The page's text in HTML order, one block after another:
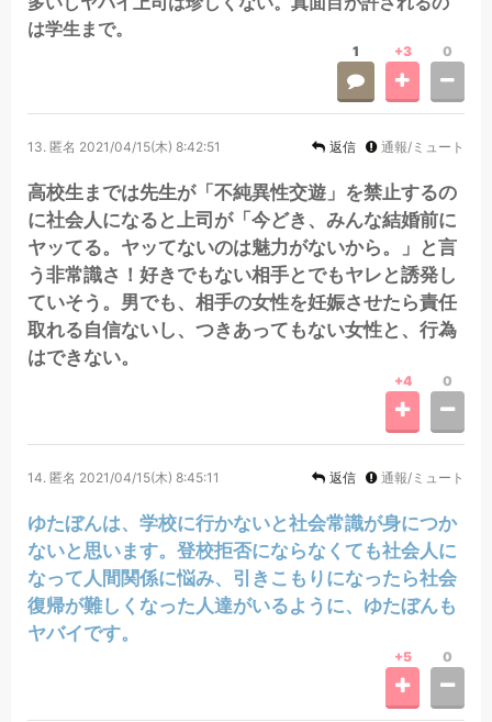
は学生まで。
1 +3 0
13. 匿名 2021/04/15(木) 8:42:51 返信 通報/ミュート
高校生までは先生が「不純異性交遊」を禁止するの
に社会人になると上司が「今どき、みんな結婚前に
ヤッてる。ヤッてないのは魅力がないから。」と言
う非常識さ！好きでもない相手とでもヤレと誘発し
ていそう。男でも、相手の女性を妊娠させたら責任
取れる自信ないし、つきあってもない女性と、行為
はできない。
+4 0
14. 匿名 2021/04/15(木) 8:45:11 返信 通報/ミュート
ゆたぼんは、学校に行かないと社会常識が身につか
ないと思います。登校拒否にならなくても社会人に
なって人間関係に悩み、引きこもりになったら社会
復帰が難しくなった人達がいるように、ゆたぼんも
ヤバイです。
+5 0